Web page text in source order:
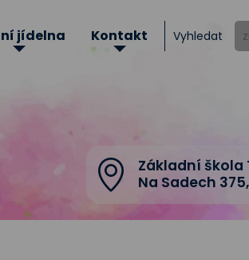
Základní škola
Na Sadech 375,
jídelna Kontakt Vyhledat